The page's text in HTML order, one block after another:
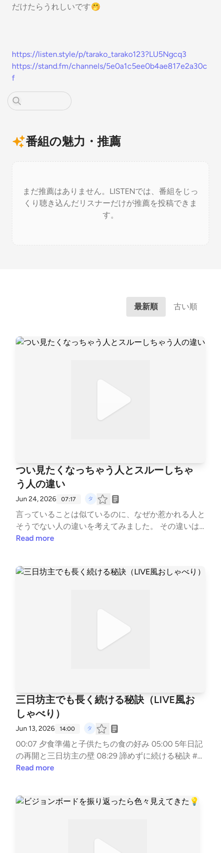
だけたらうれしいです🤭
https://listen.style/p/tarako_tarako123?LU5Ngcq3
https://stand.fm/channels/5e0a1c5ee0b4ae817e2a30c
f
番組の魅力・推薦
まだ推薦はありません。LISTENでは、番組をじっ
くり聴き込んだリスナーだけが推薦を投稿できま
す。
最新順 古い順
つい見たくなっちゃう人とスルーしちゃ
う人の違い
Jun 24, 2026 07:17
言っていることは似ているのに、なぜか惹かれる人と
そうでない人の違いを考えてみました。 その違いは
その人が「そこに本当に生きているかどうか」なのか
d.fmでは、この放送にいいね・コメント・レター送信
Read more
三日坊主でも長く続ける秘訣（LIVE風お
しゃべり）
Jun 13, 2026 14:00
00:07 夕食準備と子供たちの食の好み 05:00 5年日記
の再開と三日坊主の壁 08:29 諦めずに続ける秘訣 #子
育て #ノート #手帳 #三日坊主 --- stand.fmでは、こ
0cf
Read more